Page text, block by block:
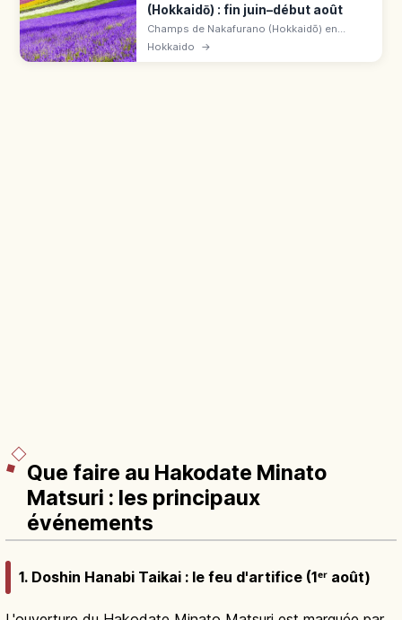
(Hokkaidō) : fin juin–début août
Champs de Nakafurano (Hokkaidō) en
floraison de fin juin à début août, pic mi-
Hokkaido →
Que faire au Hakodate Minato
Matsuri : les principaux
événements
1. Doshin Hanabi Taikai : le feu d'artifice (1ᵉʳ août)